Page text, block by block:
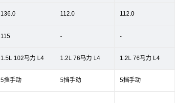
136.0 112.0 112.0
115 - -
1.5L 102马力 L4 1.2L 76马力 L4 1.2L 76马力 L4
5挡手动 5挡手动 5挡手动